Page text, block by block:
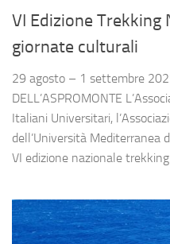
VI Edizione Trekking
giornate culturali
29 agosto – 1 settembre
DELL’ASPROMONTE
Italiani Universitari,
dell’Università Mediterranea
VI edizione nazionale